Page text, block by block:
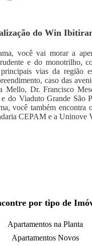
do Win
você vai morar a
e do monotrilho,
vias da região
caso das
Mello, Dr. Francisco
do Viaduto Grande São
você também encontra
CEPAM e a Uninove
por tipo de
Apartamentos na Planta
Apartamentos Novos